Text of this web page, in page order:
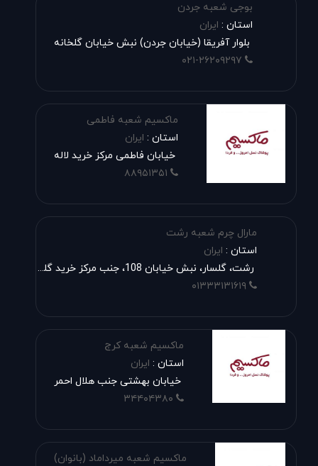
بوجی شعبه جردن
استان : ایران
بلوار آفریقا (خیابان جردن) نبش خیابان گلخانه
ماکسیم شعبه فاطمی
استان : ایران
خیابان فاطمی مرکز خرید لاله
مارال چرم شعبه رشت
استان : ایران
رشت، گلسار، نبش خیابان 108، جنب مرکز خرید گلسار
ماکسیم شعبه کرج
استان : ایران
خیابان بهشتی جنب هلال احمر
ماکسیم شعبه میرداماد (بانوان)